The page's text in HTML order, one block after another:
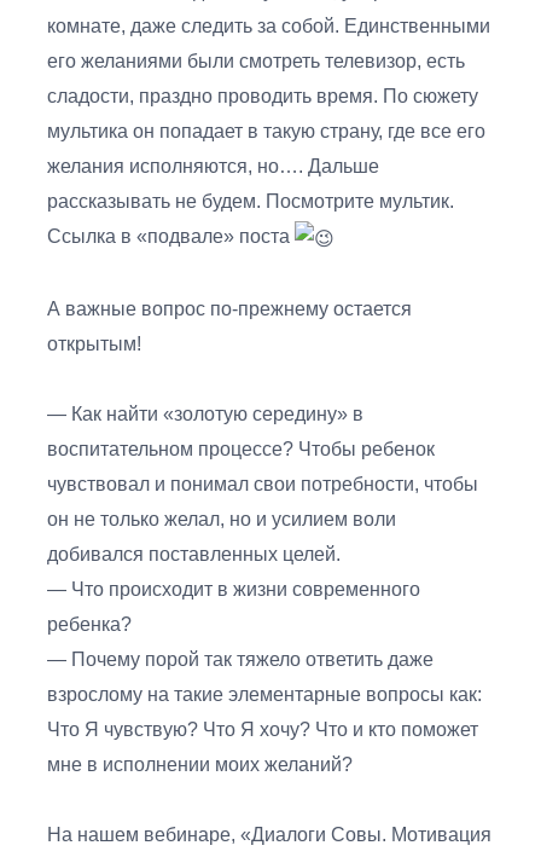
комнате, даже следить за собой. Единственными
его желаниями были смотреть телевизор, есть
сладости, праздно проводить время. По сюжету
мультика он попадает в такую страну, где все его
желания исполняются, но…. Дальше
рассказывать не будем. Посмотрите мультик.
Ссылка в «подвале» поста
А важные вопрос по-прежнему остается
открытым!
— Как найти «золотую середину» в
воспитательном процессе? Чтобы ребенок
чувствовал и понимал свои потребности, чтобы
он не только желал, но и усилием воли
добивался поставленных целей.
— Что происходит в жизни современного
ребенка?
— Почему порой так тяжело ответить даже
взрослому на такие элементарные вопросы как:
Что Я чувствую? Что Я хочу? Что и кто поможет
мне в исполнении моих желаний?
На нашем вебинаре, «Диалоги Совы. Мотивация